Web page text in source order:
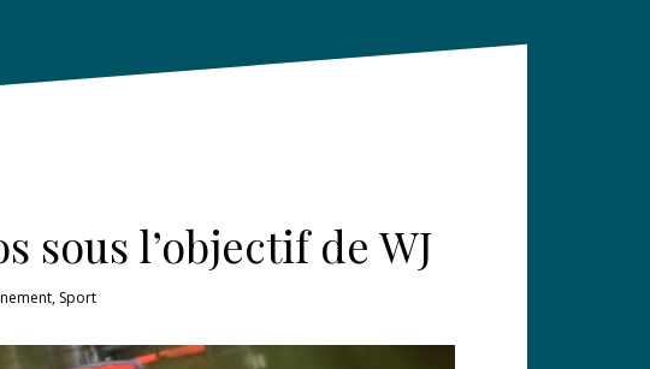
sous l’objectif de WJ
, Sport